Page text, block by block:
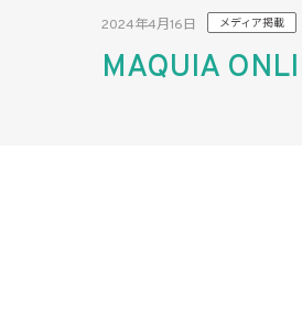
2024年4月16日 メディア掲載
MAQUIA